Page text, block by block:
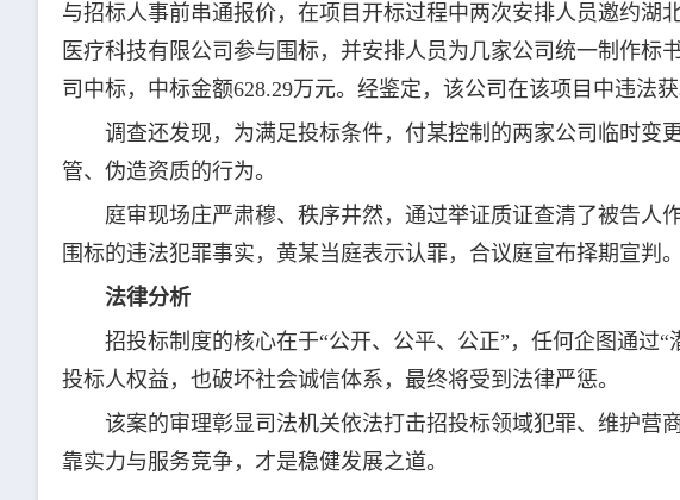
与招标人事前串通报价，在项目开标过程中两次安排人员邀约湖
医疗科技有限公司参与围标，并安排人员为几家公司统一制作标
司中标，中标金额628.29万元。经鉴定，该公司在该项目中违法获
调查还发现，为满足投标条件，付某控制的两家公司临时变
管、伪造资质的行为。
庭审现场庄严肃穆、秩序井然，通过举证质证查清了被告人
围标的违法犯罪事实，黄某当庭表示认罪，合议庭宣布择期宣判。
法律分析
招投标制度的核心在于“公开、公平、公正”，任何企图通过
投标人权益，也破坏社会诚信体系，最终将受到法律严惩。
该案的审理彰显司法机关依法打击招投标领域犯罪、维护营
靠实力与服务竞争，才是稳健发展之道。